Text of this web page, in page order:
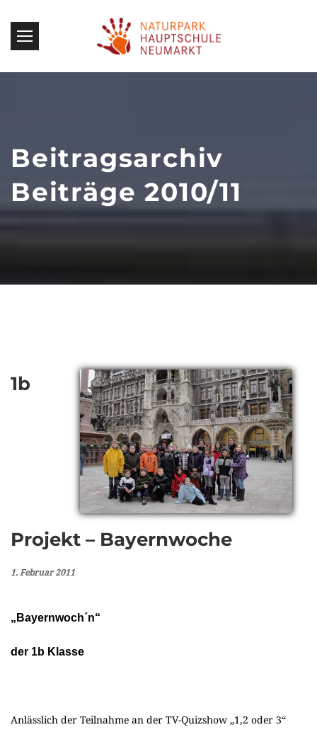
Beitragsarchiv
Beiträge 2010/11
1b
Projekt – Bayernwoche
1. Februar 2011
„Bayernwoch´n“
der 1b Klasse
Anlässlich der Teilnahme an der TV-Quizshow „1,2 oder 3“